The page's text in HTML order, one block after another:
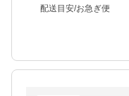
配送目安/お急ぎ便